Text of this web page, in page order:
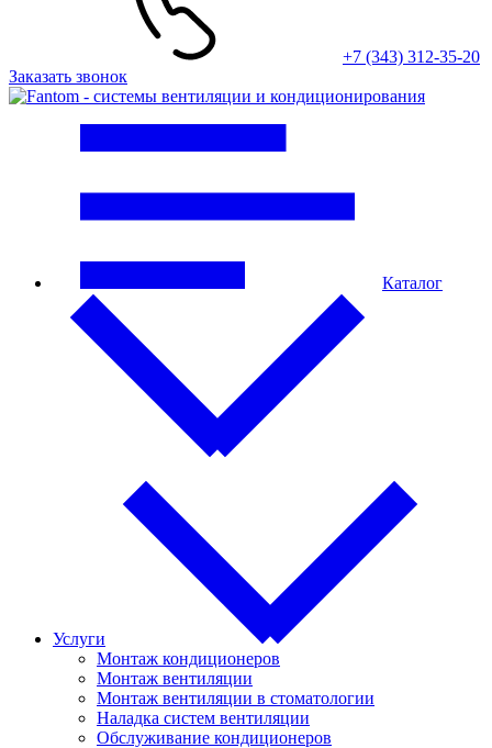
+7 (343) 312-35-20
Заказать звонок
Каталог
Услуги
Монтаж кондиционеров
Монтаж вентиляции
Монтаж вентиляции в стоматологии
Наладка систем вентиляции
Обслуживание кондиционеров